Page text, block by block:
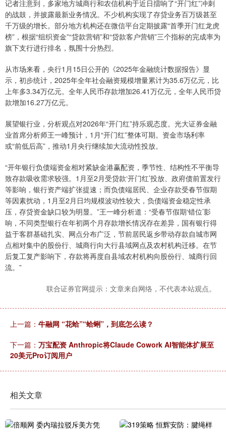
记者注意到，多家地方城商行和农信机构于近日擂响了“开门红”冲刺
的战鼓，并披露最新业务情况。不少机构实现了存贷业务百万级甚至
千万级的增长。部分地方机构还在微信平台定期披露“首季开门红龙虎
榜”，根据“组织资金”“贷款营销”和“贷款客户营销”三个指标的完成率为
旗下支行进行排名，氛围十分热烈。
从市场来看，央行1月15日公开的《2025年金融统计数据报告》显
示，初步统计，2025年全年社会融资规模增量累计为35.6万亿元，比
上年多3.34万亿元。全年人民币存款增加26.41万亿元，全年人民币贷
款增加16.27万亿元。
展望银行业，分析观点对2026年“开门红”持乐观态度。光大证券金融
业首席分析师王一峰预计，1月“开门红”整体可期。资金市场利率
或“前低后高”，推动1月央行继续加大流动性投放。
“开年银行负债端资金相对紧缺金港赢配资，季节性、结构性不平衡导
致存款吸收需求较强。1月至2月受贷款‘开门红’投放、政府债前置发行
等影响，银行资产端扩张提速；而负债端居民、企业存款受春节假期
等因素扰动，1月至2月日均规模波动性较大，负债端资金稳定性承
压，存贷资金缺口较为明显。”王一峰分析道：“受春节假期‘错位’影
响，不同类型银行在年初两个月存款增长情况存在差异，国有银行得
益于客群基础扎实、网点分布广泛，节前居民返乡带动存款自城市网
点相对集中的股份行、城商行向大行县域网点及农村机构迁移。在节
后复工复产影响下，存款将再度自县域农村机构向股份行、城商行回
流。”
联合证券官网提示：文章来自网络，不代表本站观点。
上一篇： 牛融网 “花蛤”“蛤蜊”，到底怎么读？
下一篇： 万宝配资 Anthropic将Claude Cowork AI智能体扩展至
20美元Pro订阅用户
相关文章